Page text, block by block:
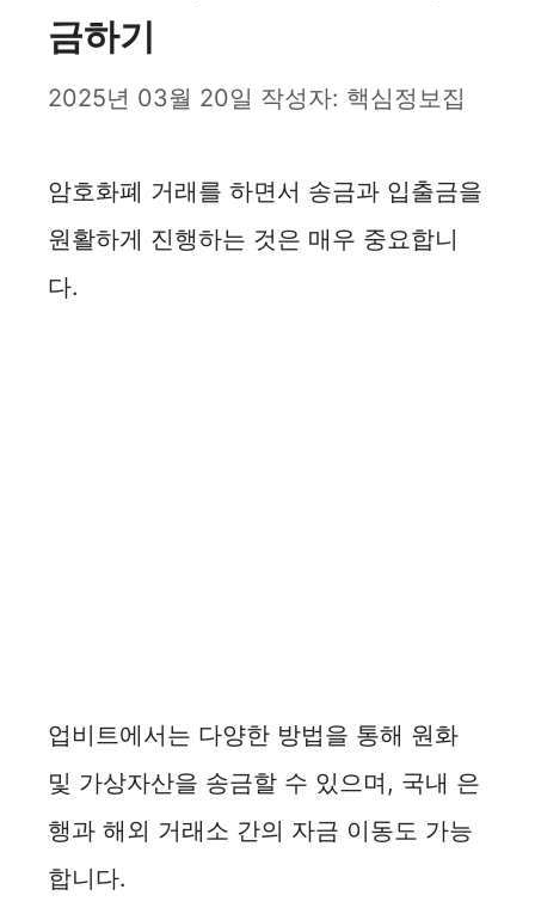
금하기
2025년 03월 20일 작성자: 핵심정보집
암호화폐 거래를 하면서 송금과 입출금을
원활하게 진행하는 것은 매우 중요합니
다.
업비트에서는 다양한 방법을 통해 원화
및 가상자산을 송금할 수 있으며, 국내 은
행과 해외 거래소 간의 자금 이동도 가능
합니다.